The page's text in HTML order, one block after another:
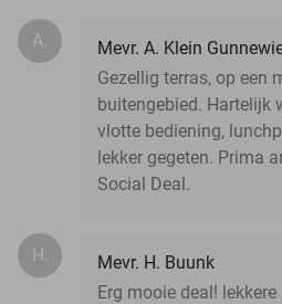
A.
Mevr. A. Klein
Gezellig terras, op een
buitengebied. Hartelijk
vlotte bediening,
lekker gegeten. Prima
Social Deal.
H.
Mevr. H. Buunk
Erg mooie deal!